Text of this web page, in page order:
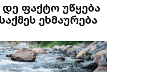
ფაქტო უწყება
ეხმაურება